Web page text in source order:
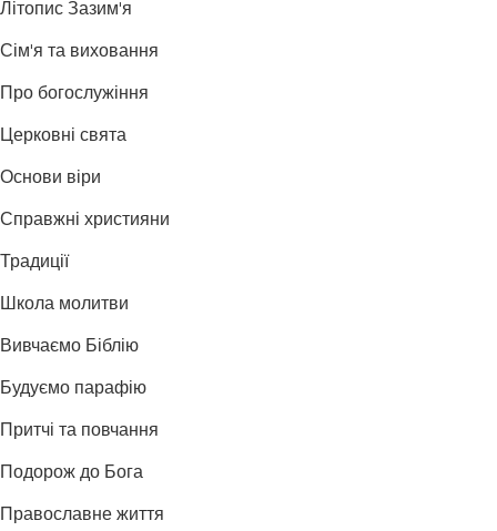
Літопис Зазим'я
Сім'я та виховання
Про богослужіння
Церковні свята
Основи віри
Справжні християни
Традиції
Школа молитви
Вивчаємо Біблію
Будуємо парафію
Притчі та повчання
Подорож до Бога
Православне життя